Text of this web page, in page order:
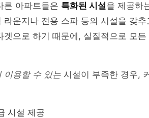
른 아파트들은 특화된 시설을 제공하
라운지나 전용 스파 등의 시설을 갖
겟으로 하기 때문에, 실질적으로 모
이용할 수 있는 시설이 부족한 경우,
시설 제공